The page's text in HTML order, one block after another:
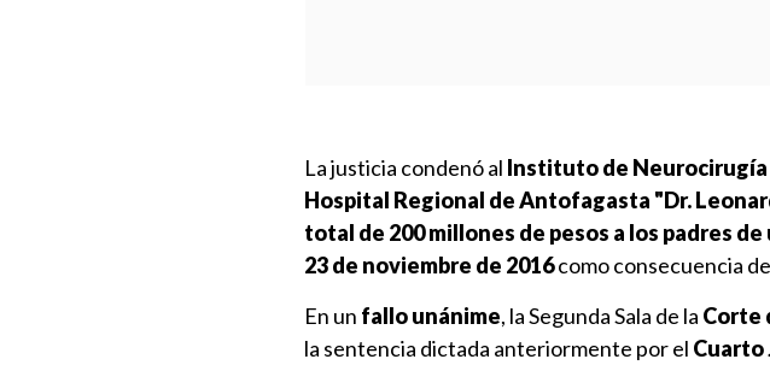
La justicia condenó al Instituto de Neurocirugía
Hospital Regional de Antofagasta "Dr.
total de 200 millones de pesos a los padres
23 de noviembre de 2016como consecuencia
En un fallo unánime, la Segunda Sala de la Corte
la sentencia dictada anteriormente por el Cuarto